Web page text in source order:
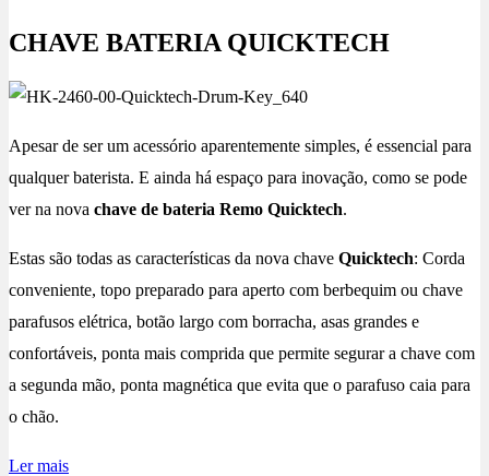
CHAVE BATERIA QUICKTECH
Apesar de ser um acessório aparentemente simples, é essencial para
qualquer baterista. E ainda há espaço para inovação, como se pode
ver na nova chave de bateria Remo Quicktech.
Estas são todas as características da nova chave Quicktech: Corda
conveniente, topo preparado para aperto com berbequim ou chave
parafusos elétrica, botão largo com borracha, asas grandes e
confortáveis, ponta mais comprida que permite segurar a chave com
a segunda mão, ponta magnética que evita que o parafuso caia para
o chão.
Ler mais